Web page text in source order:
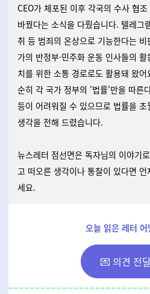
CEO가 체포된 이후 각국의 수사 협
바꿨다는 소식을 다뤘습니다. 텔레그
취 등 범죄의 온상으로 기능한다는
가의 반정부·민주화 운동 인사들의
치를 위한 소통 경로로도 활용돼 왔
순히 각 국가 정부의 '법률'만을 따른
등이 어려워질 수 있으므로 법률을
생각을 전해 드렸습니다.
뉴스레터 점선면은 독자님의 이야기
고 떠오른 생각이나 통찰이 있다면
세요.
오늘 읽은 레터
💌 의견 전